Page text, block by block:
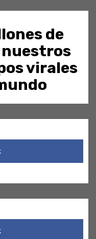
de
nuestros
virales